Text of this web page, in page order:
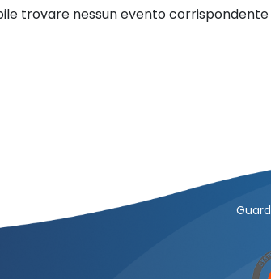
trovare nessun evento